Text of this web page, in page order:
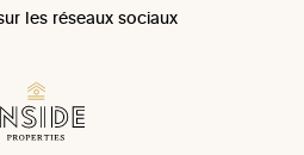
les réseaux sociaux